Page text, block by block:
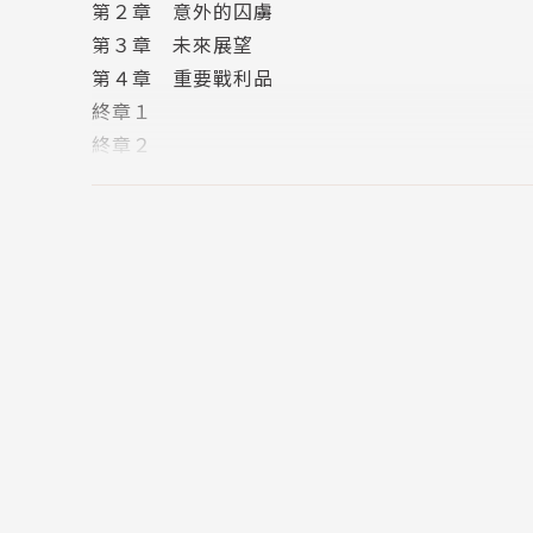
第２章 意外的囚虜
第３章 未來展望
第４章 重要戰利品
終章１
終章２